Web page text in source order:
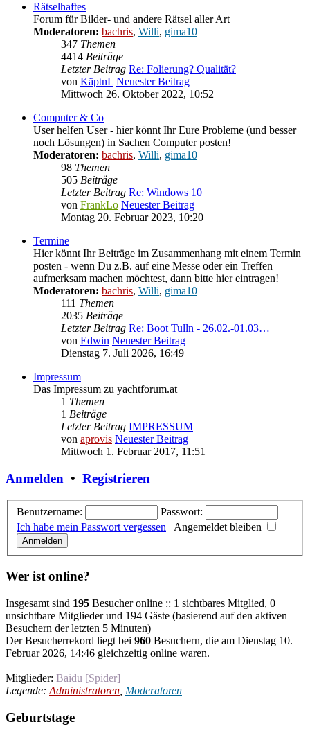
Rätselhaftes
Forum für Bilder- und andere Rätsel aller Art
Moderatoren: bachris, Willi, gima10
347 Themen
4414 Beiträge
Letzter Beitrag Re: Folierung? Qualität?
von KäptnL Neuester Beitrag
Mittwoch 26. Oktober 2022, 10:52
Computer & Co
User helfen User - hier könnt Ihr Eure Probleme (und besser
noch Lösungen) in Sachen Computer posten!
Moderatoren: bachris, Willi, gima10
98 Themen
505 Beiträge
Letzter Beitrag Re: Windows 10
von FrankLo Neuester Beitrag
Montag 20. Februar 2023, 10:20
Termine
Hier könnt Ihr Beiträge im Zusammenhang mit einem Termin
posten - wenn Du z.B. auf eine Messe oder ein Treffen
aufmerksam machen möchtest, dann bitte hier eintragen!
Moderatoren: bachris, Willi, gima10
111 Themen
2035 Beiträge
Letzter Beitrag Re: Boot Tulln - 26.02.-01.03…
von Edwin Neuester Beitrag
Dienstag 7. Juli 2026, 16:49
Impressum
Das Impressum zu yachtforum.at
1 Themen
1 Beiträge
Letzter Beitrag IMPRESSUM
von aprovis Neuester Beitrag
Mittwoch 1. Februar 2017, 11:51
Anmelden • Registrieren
Benutzername:
Passwort:
Ich habe mein Passwort vergessen | Angemeldet bleiben
Wer ist online?
Insgesamt sind 195 Besucher online :: 1 sichtbares Mitglied, 0
unsichtbare Mitglieder und 194 Gäste (basierend auf den aktiven
Besuchern der letzten 5 Minuten)
Der Besucherrekord liegt bei 960 Besuchern, die am Dienstag 10.
Februar 2026, 14:46 gleichzeitig online waren.
Mitglieder: Baidu [Spider]
Legende: Administratoren Moderatoren
Geburtstage